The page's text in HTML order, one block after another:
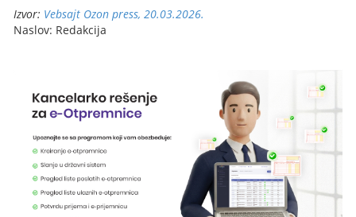
Izvor: Vebsajt Ozon press, 20.03.2026.
Naslov: Redakcija